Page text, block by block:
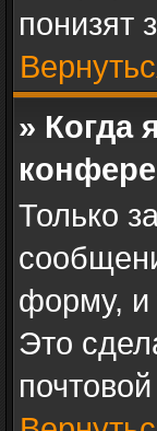
понизят
» Когда
Только
форму, и
Это